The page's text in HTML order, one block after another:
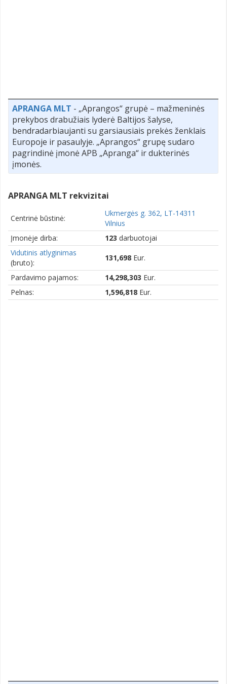
APRANGA MLT - „Aprangos“ grupė – mažmeninės
prekybos drabužiais lyderė Baltijos šalyse,
bendradarbiaujanti su garsiausiais prekės ženklais
Europoje ir pasaulyje. „Aprangos“ grupę sudaro
pagrindinė įmonė APB „Apranga“ ir dukterinės
įmonės.
APRANGA MLT rekvizitai
Centrinė būstinė:
Ukmergės g. 362, LT-14311
Vilnius
Įmonėje dirba:
123 darbuotojai
Vidutinis atlyginimas
(bruto):
131,698 Eur.
Pardavimo pajamos: 14,298,303 Eur.
Pelnas:
1,596,818 Eur.